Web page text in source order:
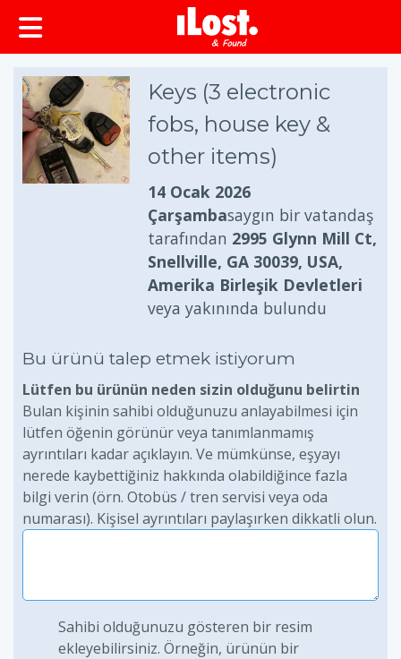
Keys (3 electronic
fobs, house key &
other items)
14 Ocak 2026
Çarşambasaygın bir vatandaş
tarafından 2995 Glynn Mill Ct,
Snellville, GA 30039, USA,
Amerika Birleşik Devletleri
veya yakınında bulundu
Bu ürünü talep etmek istiyorum
Lütfen bu ürünün neden sizin olduğunu belirtin
Bulan kişinin sahibi olduğunuzu anlayabilmesi için
lütfen öğenin görünür veya tanımlanmamış
ayrıntıları kadar açıklayın. Ve mümkünse, eşyayı
nerede kaybettiğiniz hakkında olabildiğince fazla
bilgi verin (örn. Otobüs / tren servisi veya oda
numarası). Kişisel ayrıntıları paylaşırken dikkatli olun.
Sahibi olduğunuzu gösteren bir resim
ekleyebilirsiniz. Örneğin, ürünün bir